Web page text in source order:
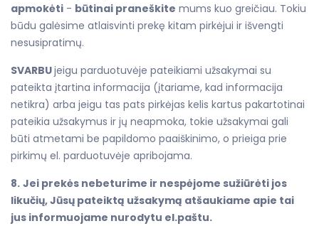
apmokėti - būtinai praneškite mums kuo greičiau. Tokiu
būdu galėsime atlaisvinti prekę kitam pirkėjui ir išvengti
nesusipratimų.
SVARBUjeigu parduotuvėje pateikiami užsakymai su
pateikta įtartina informacija (įtariame, kad informacija
netikra) arba jeigu tas pats pirkėjas kelis kartus pakartotinai
pateikia užsakymus ir jų neapmoka, tokie užsakymai gali
būti atmetami be papildomo paaiškinimo, o prieiga prie
pirkimų el. parduotuvėje apribojama.
8. Jei prekės nebeturime ir nespėjome sužiūrėti jos
likučių, Jūsų pateiktą užsakymą atšaukiame apie tai
jus informuojame nurodytu el.paštu.